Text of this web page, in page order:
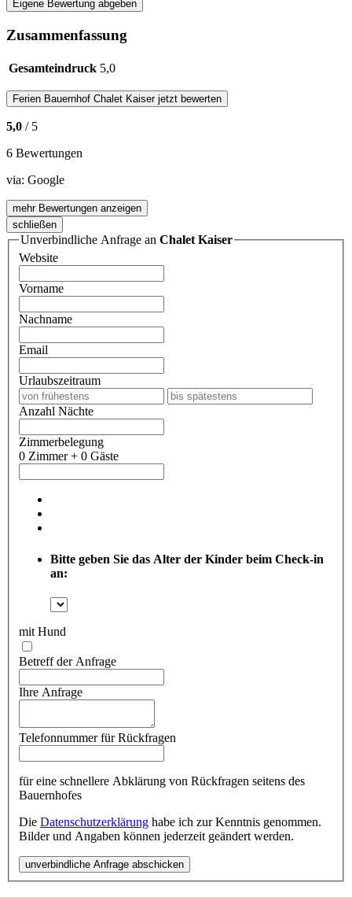
Eigene Bewertung abgeben
Zusammenfassung
Gesamteindruck 5,0
Ferien Bauernhof Chalet Kaiserjetzt bewerten
5,0 / 5
6 Bewertungen
via: Google
mehr Bewertungen anzeigen
schließen
Unverbindliche Anfrage an Chalet Kaiser
Website
Vorname
Nachname
Email
Urlaubszeitraum
Anzahl Nächte
Zimmerbelegung
0 Zimmer + 0 Gäste
Bitte geben Sie das Alter der Kinder beim Check-in
an:
mit Hund
Betreff der Anfrage
Ihre Anfrage
Telefonnummer für Rückfragen
für eine schnellere Abklärung von Rückfragen seitens des
Bauernhofes
Die Datenschutzerklärung habe ich zur Kenntnis genommen.
Bilder und Angaben können jederzeit geändert werden.
unverbindliche Anfrage abschicken